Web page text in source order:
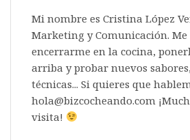
Mi nombre es Cristina López
Marketing y Comunicación. Me
encerrarme en la cocina,
arriba y probar nuevos
técnicas... Si quieres que
hola@bizcocheando.com
visita!